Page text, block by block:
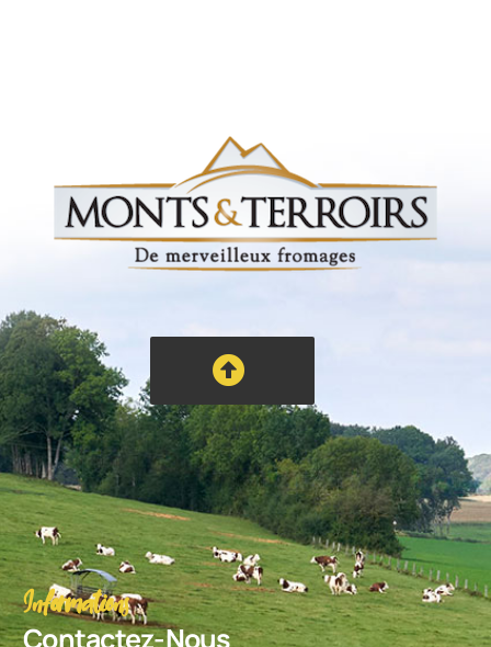
Informations
Contactez-Nous